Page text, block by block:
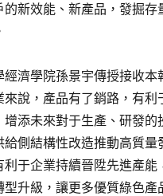
的新效能、新產品，發掘存
經濟學院孫景宇傳授接收本
來說，產品有了銷路，有利
增添未來對于生產、研發的
給側結構性改造推動高質量
利于企業持續晉陞先進產能
型升級，讓更多優質綠色產